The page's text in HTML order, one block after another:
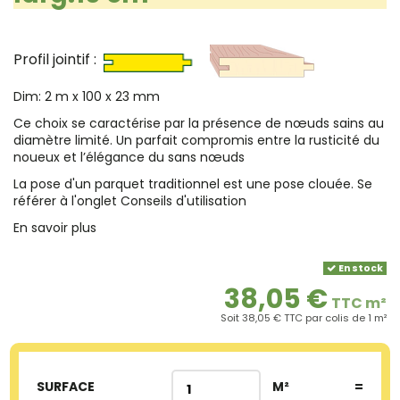
Profil jointif :
Dim: 2 m x 100 x 23 mm
Ce choix se caractérise par la présence de nœuds sains au
diamètre limité. Un parfait compromis entre la rusticité du
noueux et l’élégance du sans nœuds
La pose d'un parquet traditionnel est une pose clouée. Se
référer à l'onglet Conseils d'utilisation
En savoir plus
En stock
38,05 € TTC m²
Soit 38,05 € TTC par colis de 1 m²
SURFACE M² =